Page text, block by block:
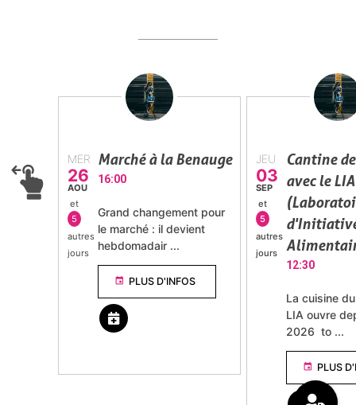
MER
26
AOU
et
5
autres
jours
Marché à la Benauge
16:00
Grand changement pour
le marché : il devient
hebdomadair ...
event PLUS D'INFOS
JEU
03
SEP
et
5
autres
jours
Cantine
avec le LIA
12:30
La cuisine
LIA ouvre
2026 to ...
event PLUS